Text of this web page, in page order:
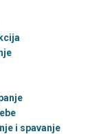
i spavanje